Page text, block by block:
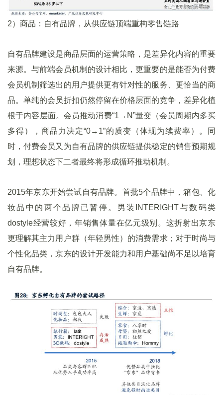
2）商品：自有品牌，从供应链顶端重构零售链路
自有品牌建设是商品层面的运营策略，是差异化内容的重要
来源。与前端会员机制的设计相比，更重要的是能否为付费
会员机制筛选出的用户提供更有针对性的服务、更恰当的商
品。单纯的会员折扣仍然停留在价格层面的竞争，差异化植
根于内容层面。会员推动消费“1→N”量变（会员周期内多买
多得），商品力决定“0→1”的质变（体现为续费率）。同
时，付费会员又为自有品牌的供应链提供稳定的销售预期规
划，理想状态下二者最终将形成循环推动机制。
2015年京东开始尝试自有品牌。首批5个品牌中，箱包、化
妆品中的两个品牌已暂停。男装INTERIGHT与数码类
dostyle经营较好，年销售体量在亿元级别。这折射出京东
更理解其主力用户群（年轻男性）的消费需求；对于时尚与
个性化品类，京东的设计开发能力和用户基础尚不足以培育
自有品牌。